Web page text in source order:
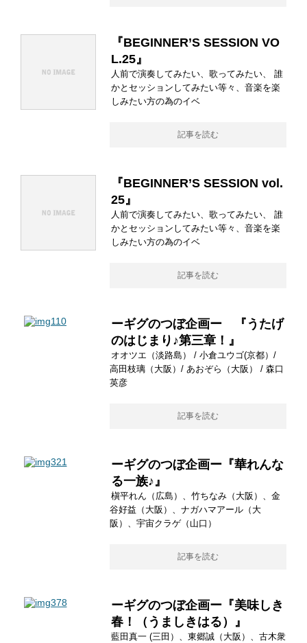
『BEGINNER’S SESSION VO
L.25』
人前で演奏してみたい、歌ってみたい、 誰
かとセッションしてみたい等々、音楽を楽
しみたい方の為のイベ
記事を読む
『BEGINNER’S SESSION vol.
25』
人前で演奏してみたい、歌ってみたい、 誰
かとセッションしてみたい等々、音楽を楽
しみたい方の為のイベ
記事を読む
ーギグのつぼ企画ー 『うたげ
のはじまり♪第三章！』
オオツエ（淡路島） / 小倉ユウゴ(京都）/
高田枝璃（大阪）/ あおぞら（大阪） / 森口
英彦
記事を読む
ーギグのつぼ企画ー『華れんな
る一族♪』
槇平れん（広島）、竹ちなみ（大阪）、金
谷好益（大阪）、ナガハマアール（大
阪）、宇宙クラゲ（山口）
記事を読む
ーギグのつぼ企画ー『美味しき
春！（うましきはる）』
藍田真一 (三田）、東郷誠（大阪）、古木衆